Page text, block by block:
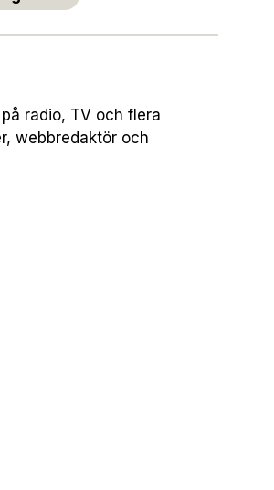
radio, TV och flera
webbredaktör och